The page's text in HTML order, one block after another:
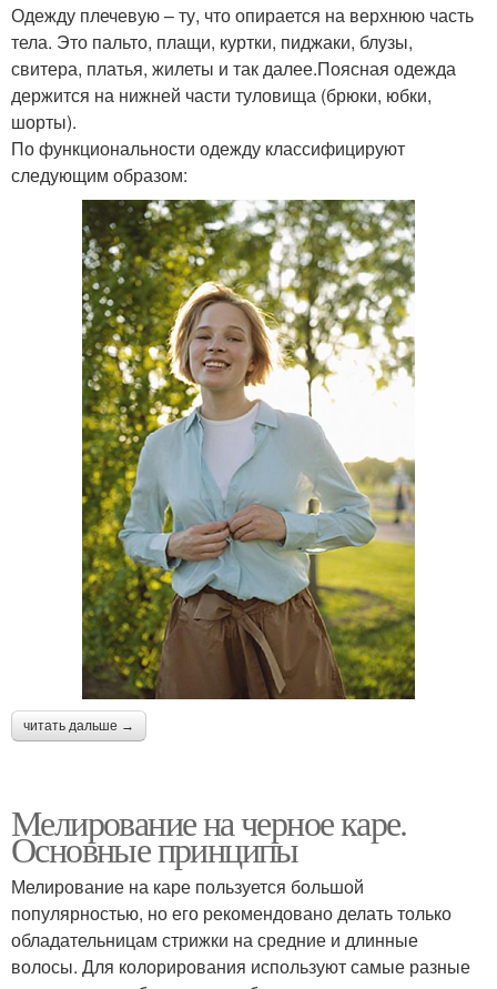
Одежду плечевую – ту, что опирается на верхнюю часть
тела. Это пальто, плащи, куртки, пиджаки, блузы,
свитера, платья, жилеты и так далее.Поясная одежда
держится на нижней части туловища (брюки, юбки,
шорты).
По функциональности одежду классифицируют
следующим образом:
читать дальше →
Мелирование на черное каре.
Основные принципы
Мелирование на каре пользуется большой
популярностью, но его рекомендовано делать только
обладательницам стрижки на средние и длинные
волосы. Для колорирования используют самые разные